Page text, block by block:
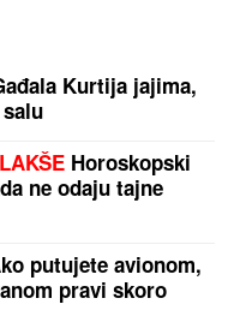
Kurtija jajima,
Horoskopski
ne odaju tajne
putujete avionom,
pravi skoro